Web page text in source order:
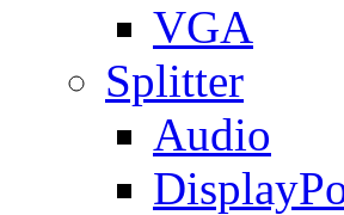
VGA
Splitter
Audio